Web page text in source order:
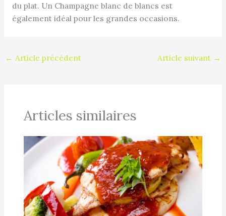
du plat. Un Champagne blanc de blancs est
également idéal pour les grandes occasions.
← Article précédent Article suivant →
Articles similaires